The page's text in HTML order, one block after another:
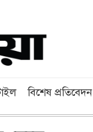
বিশেষ প্রতিবেদন